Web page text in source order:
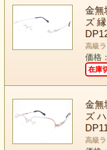
金無
ズ
高級
価格
在庫
金無
ズ
高級